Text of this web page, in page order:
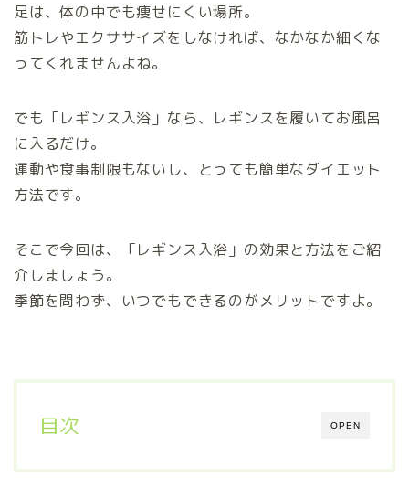
足は、体の中でも痩せにくい場所。
筋トレやエクササイズをしなければ、なかなか細くな
ってくれませんよね。
でも「レギンス入浴」なら、レギンスを履いてお風呂
に入るだけ。
運動や食事制限もないし、とっても簡単なダイエット
方法です。
そこで今回は、「レギンス入浴」の効果と方法をご紹
介しましょう。
季節を問わず、いつでもできるのがメリットですよ。
OPEN
目次